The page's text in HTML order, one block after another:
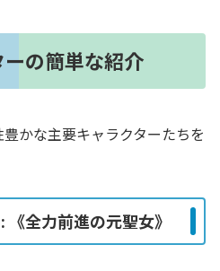
の簡単な紹介
かな主要キャラクターたちを
全力前進の元聖女》